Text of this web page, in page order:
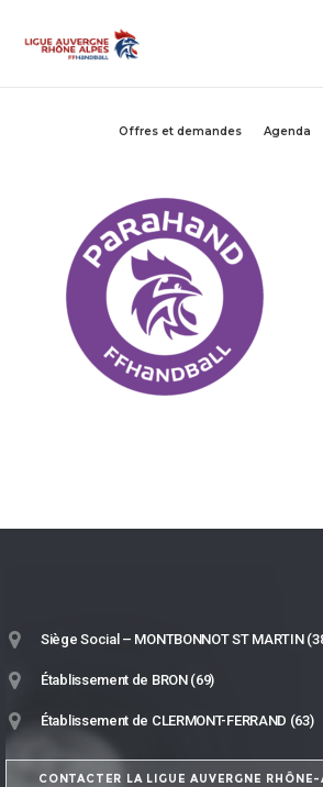
Offres et demandes Agenda
Siège Social – MONTBONNOT ST MARTIN
Établissement de BRON (69)
Établissement de CLERMONT-FERRAND (63)
CONTACTER LA LIGUE AUVERGNE RHÔNE-